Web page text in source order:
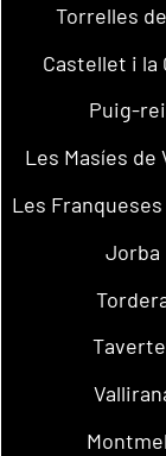
Torrelles
Castellet i la
Puig-
Les Masíes de
Les Franqueses
Jorba